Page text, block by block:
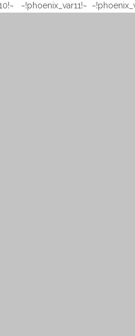
~!phoenix_var11!~